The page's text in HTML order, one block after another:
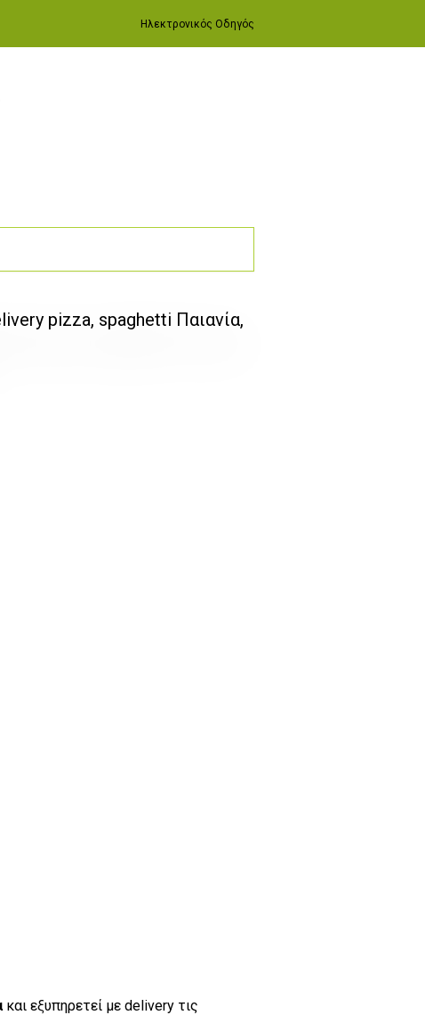
Ηλεκτρονικός Οδηγός
pizza, spaghetti Παιανία,
και εξυπηρετεί με delivery τις